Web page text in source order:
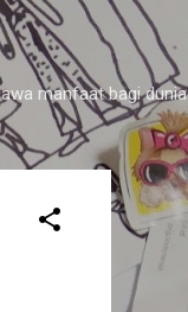
manfaat bagi dunia